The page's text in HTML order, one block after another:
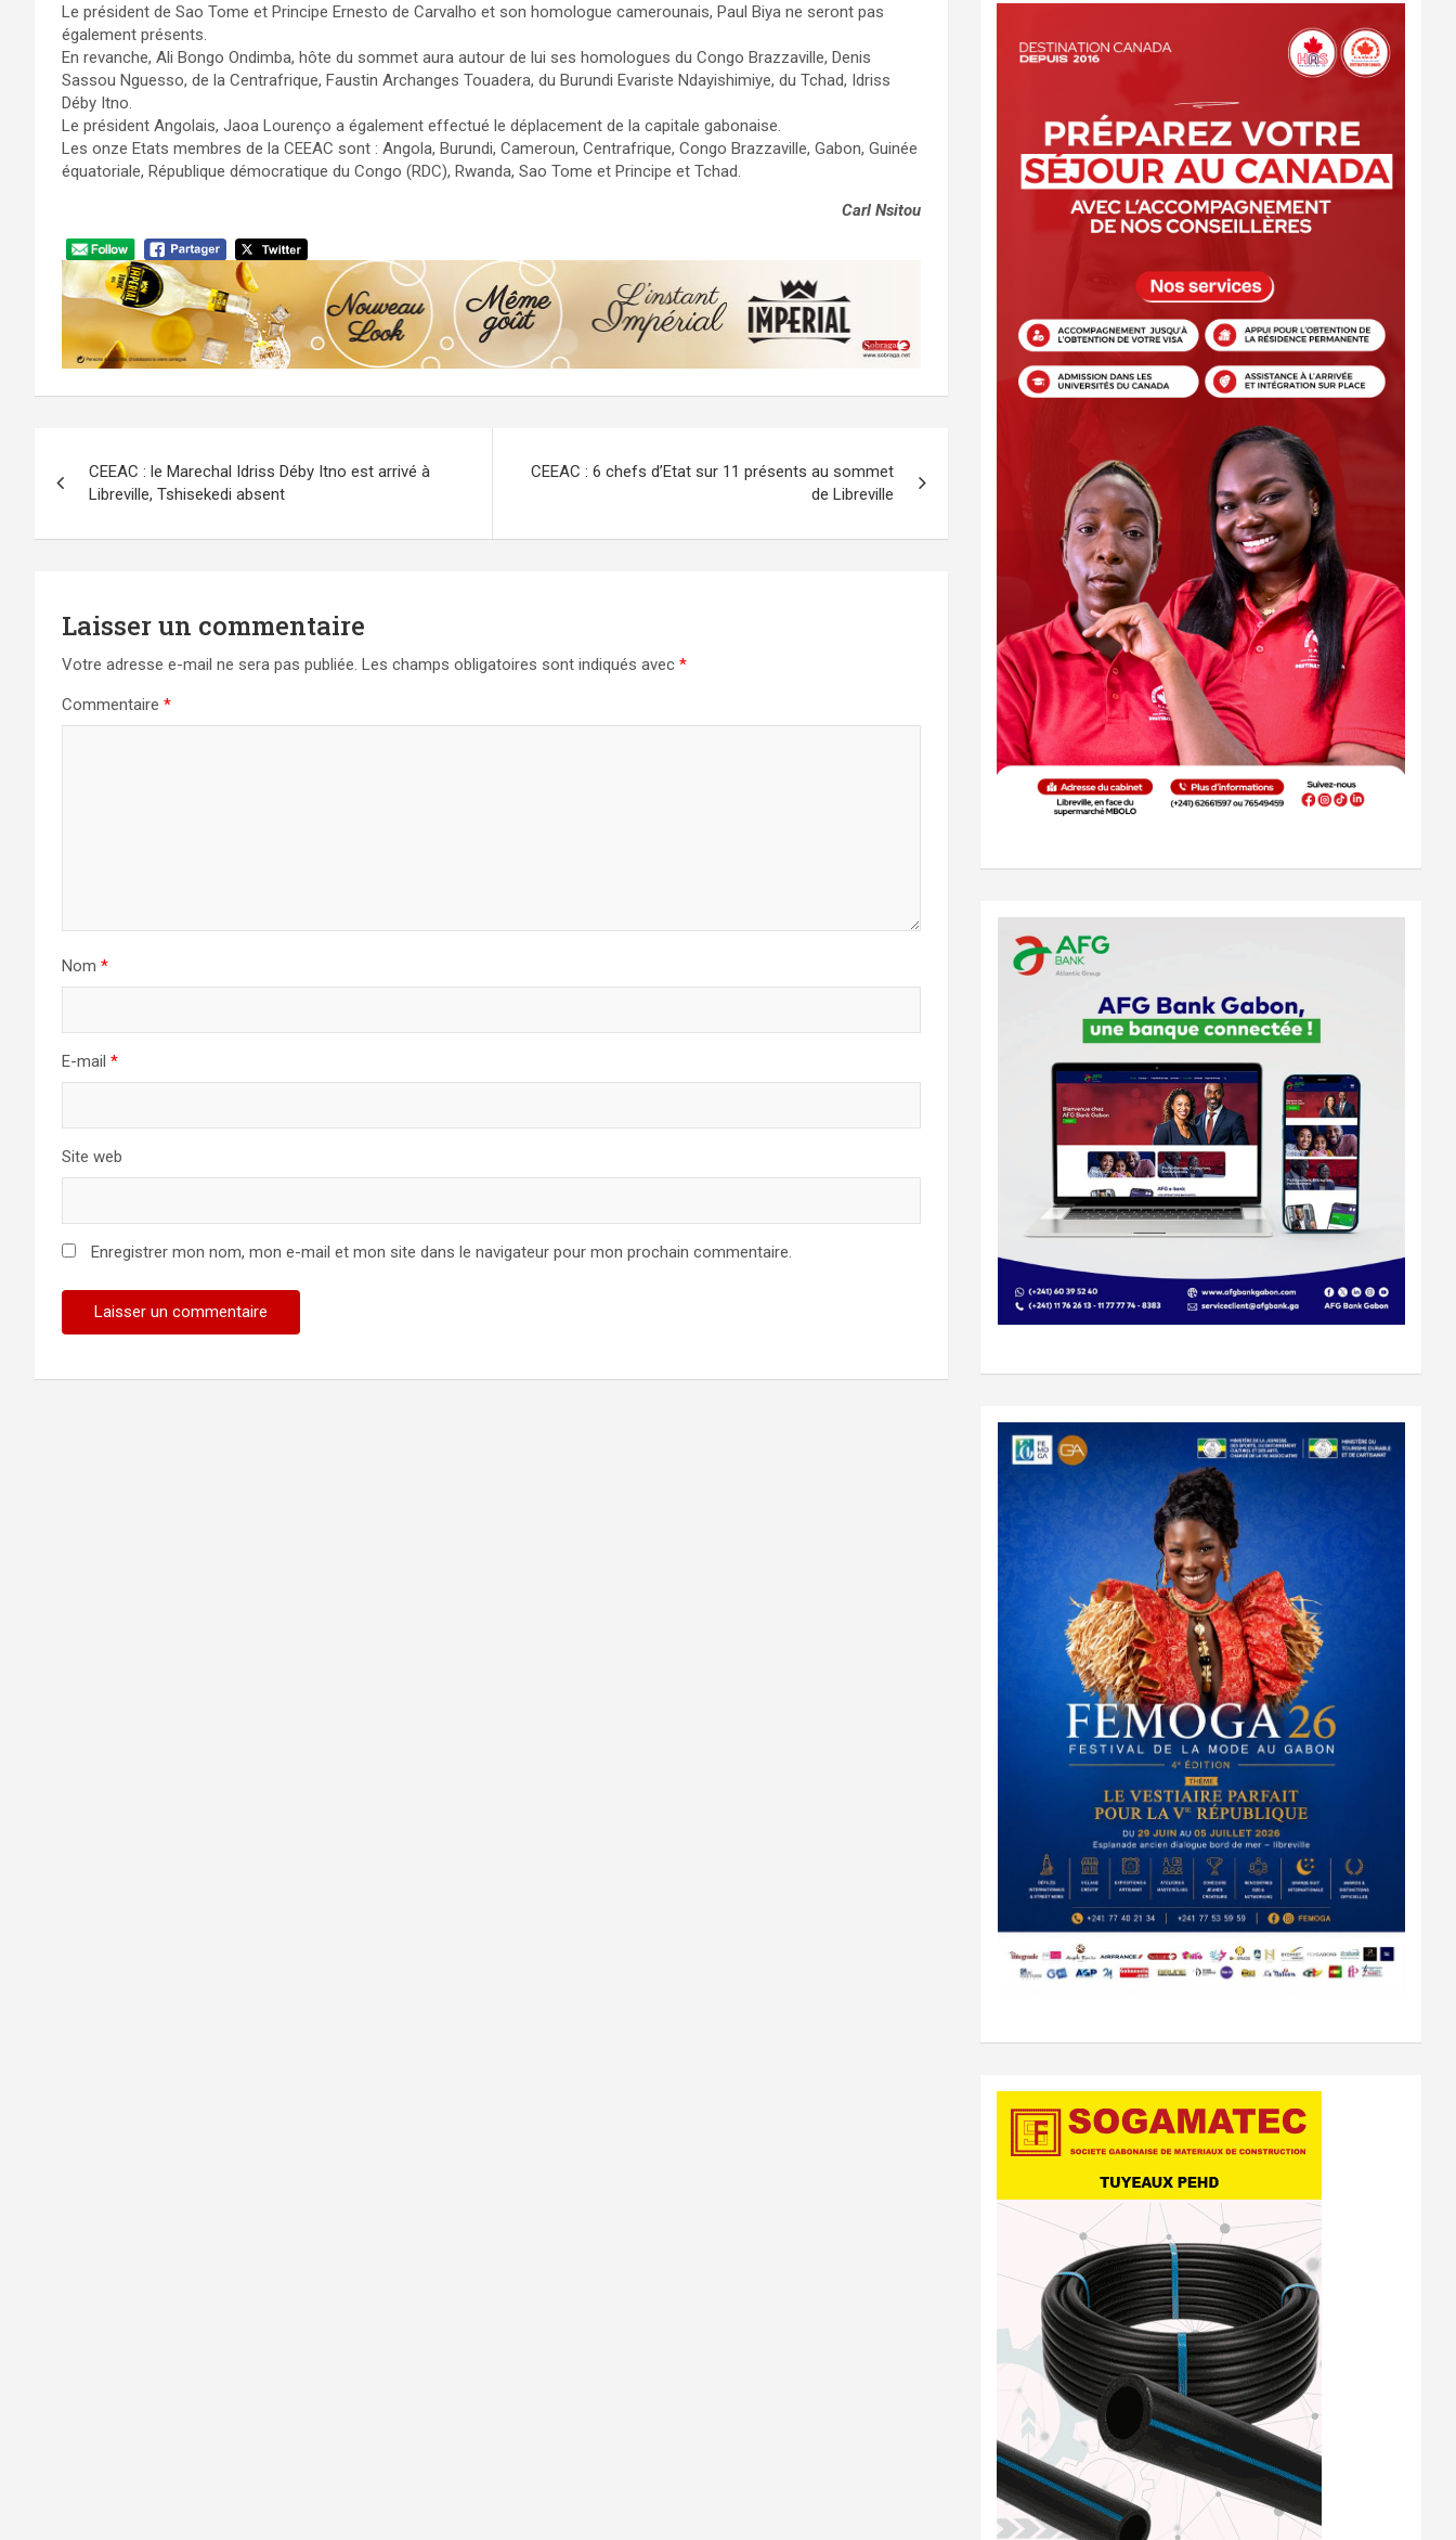
Le président de Sao Tome et Principe Ernesto de Carvalho et son homologue camerounais, Paul Biya ne seront pas
également présents.
En revanche, Ali Bongo Ondimba, hôte du sommet aura autour de lui ses homologues du Congo Brazzaville, Denis
Sassou Nguesso, de la Centrafrique, Faustin Archanges Touadera, du Burundi Evariste Ndayishimiye, du Tchad, Idriss
Déby Itno.
Le président Angolais, Jaoa Lourenço a également effectué le déplacement de la capitale gabonaise.
Les onze Etats membres de la CEEAC sont : Angola, Burundi, Cameroun, Centrafrique, Congo Brazzaville, Gabon, Guinée
équatoriale, République démocratique du Congo (RDC), Rwanda, Sao Tome et Principe et Tchad.
Carl Nsitou
de
l’article
CEEAC : le Marechal Idriss Déby Itno est arrivé à
Libreville, Tshisekedi absent
CEEAC : 6 chefs d’Etat sur 11 présents au sommet
de Libreville
Laisser un commentaire
Votre adresse e-mail ne sera pas publiée. Les champs obligatoires sont indiqués avec *
Commentaire *
Nom *
E-mail *
Site web
Enregistrer mon nom, mon e-mail et mon site dans le navigateur pour mon prochain commentaire.